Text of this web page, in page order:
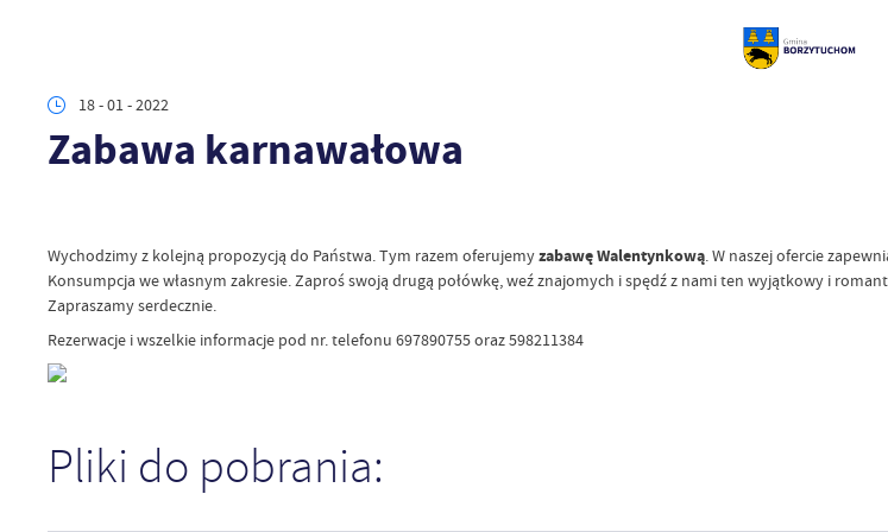
18 - 01 - 2022
Zabawa karnawałowa
Wychodzimy z kolejną propozycją do Państwa. Tym razem oferujemyzabawę Walentynkową. W naszej ofercie
Konsumpcja we własnym zakresie. Zaproś swoją drugą połówkę, weź znajomych i spędź z nami ten wyjątkowy i
Zapraszamy serdecznie.
Rezerwacje i wszelkie informacje pod nr. telefonu 697890755 oraz 598211384
Pliki do pobrania: